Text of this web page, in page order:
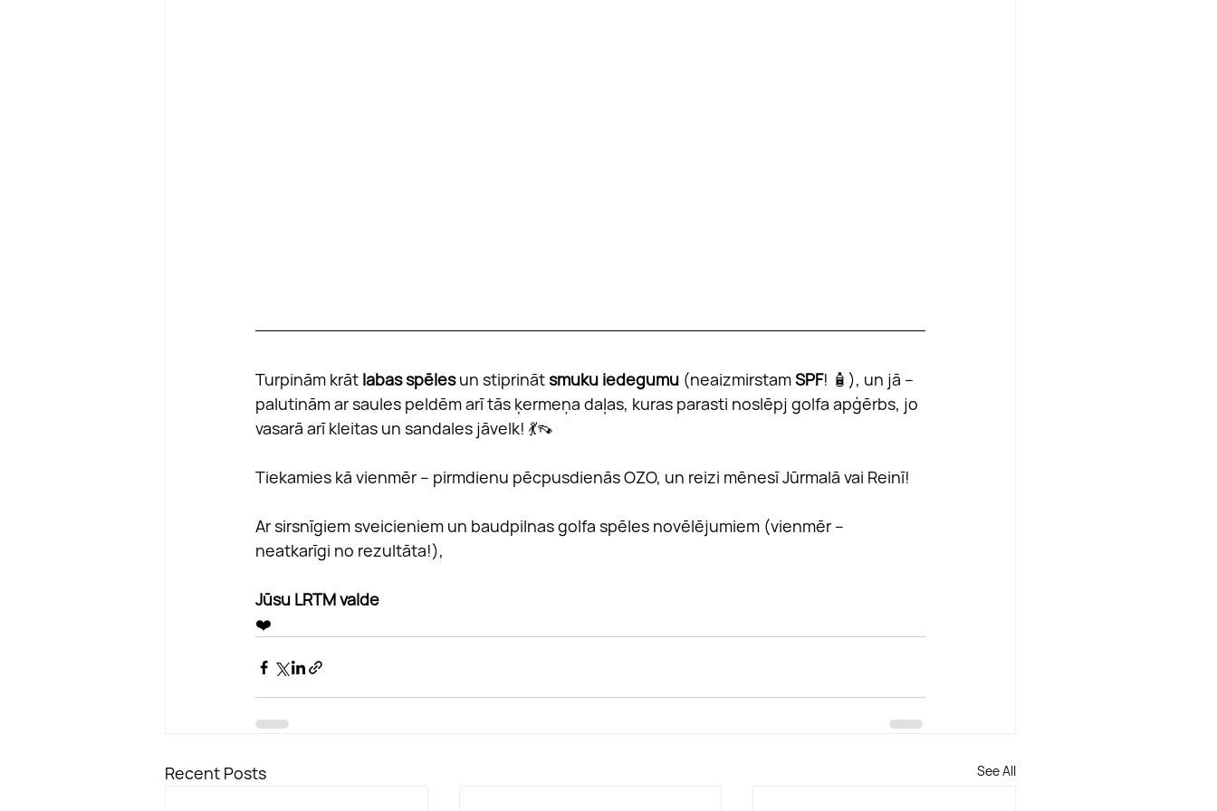
Turpinām krāt labas spēles un stiprināt smuku iedegumu (neaizmirstam SPF! 🧴), un jā –
palutinām ar saules peldēm arī tās ķermeņa daļas, kuras parasti noslēpj golfa apģērbs, jo
vasarā arī kleitas un sandales jāvelk! 💃👡
Tiekamies kā vienmēr – pirmdienu pēcpusdienās OZO, un reizi mēnesī Jūrmalā vai Reinī!
Ar sirsnīgiem sveicieniem un baudpilnas golfa spēles novēlējumiem (vienmēr –
neatkarīgi no rezultāta!),
Jūsu LRTM valde
❤️
Recent Posts See All